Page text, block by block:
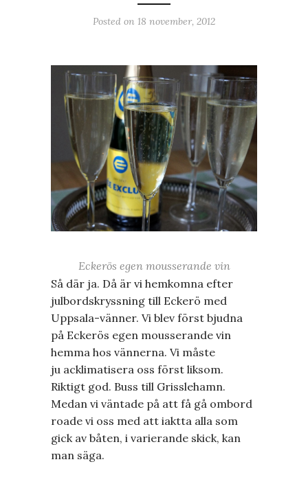
Posted on 18 november, 2012
Eckerös egen mousserande vin
Så där ja. Då är vi hemkomna efter
julbordskryssning till Eckerö med
Uppsala-vänner. Vi blev först bjudna
på Eckerös egen mousserande vin
hemma hos vännerna. Vi måste
ju acklimatisera oss först liksom.
Riktigt god. Buss till Grisslehamn.
Medan vi väntade på att få gå ombord
roade vi oss med att iaktta alla som
gick av båten, i varierande skick, kan
man säga.